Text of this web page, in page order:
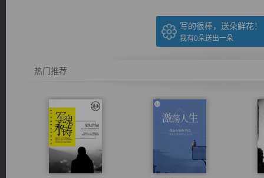
写的很棒，送朵鲜花！
我有0朵送出一朵
热门推荐